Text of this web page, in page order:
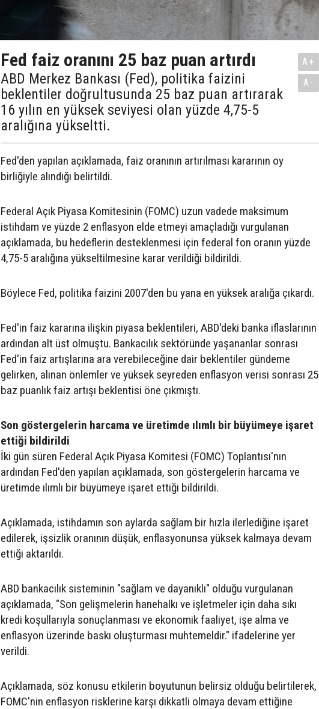
Fed faiz oranını 25 baz puan artırdı
ABD Merkez Bankası (Fed), politika faizini
beklentiler doğrultusunda 25 baz puan artırarak
16 yılın en yüksek seviyesi olan yüzde 4,75-5
aralığına yükseltti.
A+
A-
Fed'den yapılan açıklamada, faiz oranının artırılması kararının oy
birliğiyle alındığı belirtildi.
Federal Açık Piyasa Komitesinin (FOMC) uzun vadede maksimum
istihdam ve yüzde 2 enflasyon elde etmeyi amaçladığı vurgulanan
açıklamada, bu hedeflerin desteklenmesi için federal fon oranın yüzde
4,75-5 aralığına yükseltilmesine karar verildiği bildirildi.
Böylece Fed, politika faizini 2007'den bu yana en yüksek aralığa çıkardı.
Fed'in faiz kararına ilişkin piyasa beklentileri, ABD'deki banka iflaslarının
ardından alt üst olmuştu. Bankacılık sektöründe yaşananlar sonrası
Fed'in faiz artışlarına ara verebileceğine dair beklentiler gündeme
gelirken, alınan önlemler ve yüksek seyreden enflasyon verisi sonrası 25
baz puanlık faiz artışı beklentisi öne çıkmıştı.
Son göstergelerin harcama ve üretimde ılımlı bir büyümeye işaret
ettiği bildirildi
İki gün süren Federal Açık Piyasa Komitesi (FOMC) Toplantısı'nın
ardından Fed'den yapılan açıklamada, son göstergelerin harcama ve
üretimde ılımlı bir büyümeye işaret ettiği bildirildi.
Açıklamada, istihdamın son aylarda sağlam bir hızla ilerlediğine işaret
edilerek, işsizlik oranının düşük, enflasyonunsa yüksek kalmaya devam
ettiği aktarıldı.
ABD bankacılık sisteminin "sağlam ve dayanıklı" olduğu vurgulanan
açıklamada, "Son gelişmelerin hanehalkı ve işletmeler için daha sıkı
kredi koşullarıyla sonuçlanması ve ekonomik faaliyet, işe alma ve
enflasyon üzerinde baskı oluşturması muhtemeldir." ifadelerine yer
verildi.
Açıklamada, söz konusu etkilerin boyutunun belirsiz olduğu belirtilerek,
FOMC'nin enflasyon risklerine karşı dikkatli olmaya devam ettiğine